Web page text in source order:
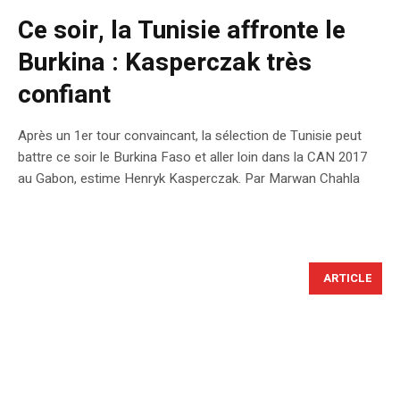
Ce soir, la Tunisie affronte le
Burkina : Kasperczak très
confiant
Après un 1er tour convaincant, la sélection de Tunisie peut
battre ce soir le Burkina Faso et aller loin dans la CAN 2017
au Gabon, estime Henryk Kasperczak. Par Marwan Chahla
ARTICLE